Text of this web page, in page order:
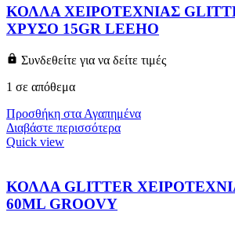
ΚΟΛΛΑ ΧΕΙΡΟΤΕΧΝΙΑΣ
ΧΡΥΣΟ 15GR LEEHO
Συνδεθείτε για να δείτε τιμές
1 σε απόθεμα
Προσθήκη στα Αγαπημένα
Διαβάστε περισσότερα
Quick view
ΚΟΛΛΑ GLITTER
60ML GROOVY